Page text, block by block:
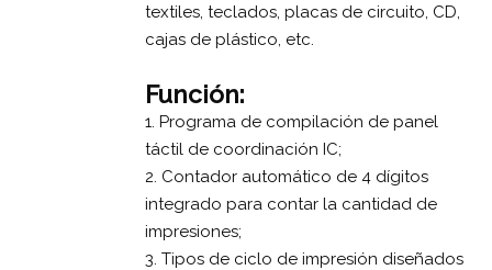
textiles, teclados, placas de circuito, CD,
cajas de plástico, etc.
Función:
1. Programa de compilación de panel
táctil de coordinación IC;
2. Contador automático de 4 dígitos
integrado para contar la cantidad de
impresiones;
3. Tipos de ciclo de impresión diseñados